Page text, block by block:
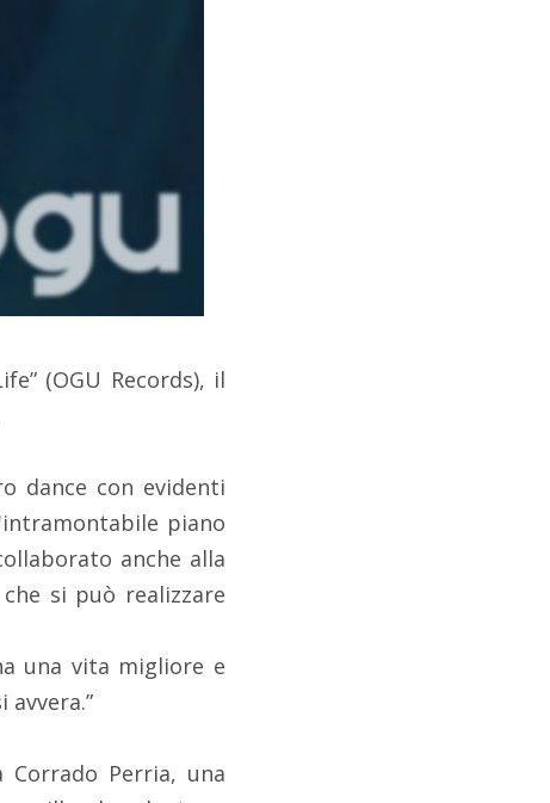
(OGU Records), il
dance con evidenti
piano
anche alla
si può realizzare
una vita migliore e
Perria, una